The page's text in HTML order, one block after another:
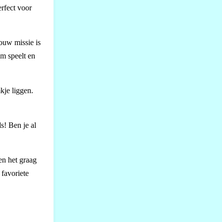
voor
missie is
speelt en
liggen.
Ben je al
het graag